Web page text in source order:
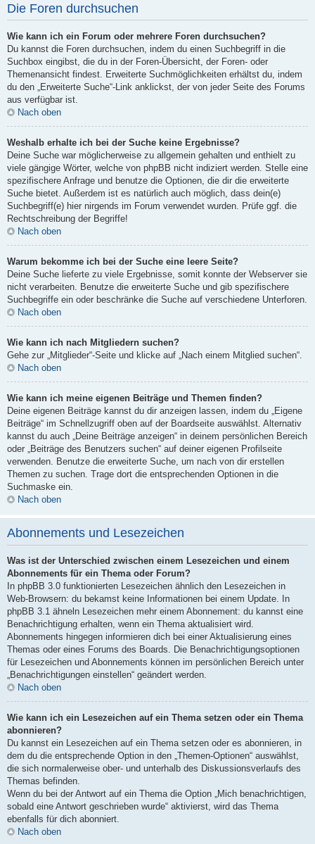
Die Foren durchsuchen
Wie kann ich ein Forum oder mehrere Foren durchsuchen?
Du kannst die Foren durchsuchen, indem du einen Suchbegriff in die
Suchbox eingibst, die du in der Foren-Übersicht, der Foren- oder
Themenansicht findest. Erweiterte Suchmöglichkeiten erhältst du, indem
du den „Erweiterte Suche“-Link anklickst, der von jeder Seite des Forums
aus verfügbar ist.
Nach oben
Weshalb erhalte ich bei der Suche keine Ergebnisse?
Deine Suche war möglicherweise zu allgemein gehalten und enthielt zu
viele gängige Wörter, welche von phpBB nicht indiziert werden. Stelle eine
spezifischere Anfrage und benutze die Optionen, die dir die erweiterte
Suche bietet. Außerdem ist es natürlich auch möglich, dass dein(e)
Suchbegriff(e) hier nirgends im Forum verwendet wurden. Prüfe ggf. die
Rechtschreibung der Begriffe!
Nach oben
Warum bekomme ich bei der Suche eine leere Seite?
Deine Suche lieferte zu viele Ergebnisse, somit konnte der Webserver sie
nicht verarbeiten. Benutze die erweiterte Suche und gib spezifischere
Suchbegriffe ein oder beschränke die Suche auf verschiedene Unterforen.
Nach oben
Wie kann ich nach Mitgliedern suchen?
Gehe zur „Mitglieder“-Seite und klicke auf „Nach einem Mitglied suchen“.
Nach oben
Wie kann ich meine eigenen Beiträge und Themen finden?
Deine eigenen Beiträge kannst du dir anzeigen lassen, indem du „Eigene
Beiträge“ im Schnellzugriff oben auf der Boardseite auswählst. Alternativ
kannst du auch „Deine Beiträge anzeigen“ in deinem persönlichen Bereich
oder „Beiträge des Benutzers suchen“ auf deiner eigenen Profilseite
verwenden. Benutze die erweiterte Suche, um nach von dir erstellen
Themen zu suchen. Trage dort die entsprechenden Optionen in die
Suchmaske ein.
Nach oben
Abonnements und Lesezeichen
Was ist der Unterschied zwischen einem Lesezeichen und einem
Abonnements für ein Thema oder Forum?
In phpBB 3.0 funktionierten Lesezeichen ähnlich den Lesezeichen in
Web-Browsern: du bekamst keine Informationen bei einem Update. In
phpBB 3.1 ähneln Lesezeichen mehr einem Abonnement: du kannst eine
Benachrichtigung erhalten, wenn ein Thema aktualisiert wird.
Abonnements hingegen informieren dich bei einer Aktualisierung eines
Themas oder eines Forums des Boards. Die Benachrichtigungsoptionen
für Lesezeichen und Abonnements können im persönlichen Bereich unter
„Benachrichtigungen einstellen“ geändert werden.
Nach oben
Wie kann ich ein Lesezeichen auf ein Thema setzen oder ein Thema
abonnieren?
Du kannst ein Lesezeichen auf ein Thema setzen oder es abonnieren, in
dem du die entsprechende Option in den „Themen-Optionen“ auswählst,
die sich normalerweise ober- und unterhalb des Diskussionsverlaufs des
Themas befinden.
Wenn du bei der Antwort auf ein Thema die Option „Mich benachrichtigen,
sobald eine Antwort geschrieben wurde“ aktivierst, wird das Thema
ebenfalls für dich abonniert.
Nach oben